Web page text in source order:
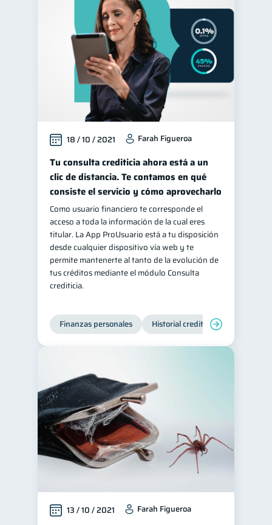
18 / 10 / 2021 Farah Figueroa
Tu consulta crediticia ahora está a un
clic de distancia. Te contamos en qué
consiste el servicio y cómo aprovecharlo
Como usuario financiero te corresponde el
acceso a toda la información de la cual eres
titular. La App ProUsuario está a tu disposición
desde cualquier dispositivo vía web y te
permite mantenerte al tanto de la evolución de
tus créditos mediante el módulo Consulta
crediticia.
Finanzas personales Historial crediticio
13 / 10 / 2021 Farah Figueroa